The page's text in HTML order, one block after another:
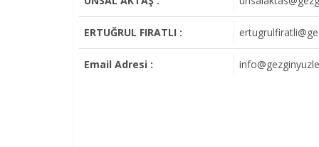
ERTUĞRUL FIRATLI :
Email Adresi :